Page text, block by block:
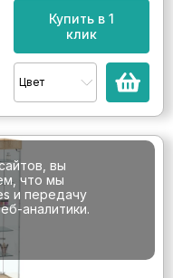
Купить в 1
клик
Цвет
вы
что мы
и передачу
аналитики.